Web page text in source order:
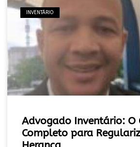
INVENTÁRIO
Advogado Inventário: O
Completo para